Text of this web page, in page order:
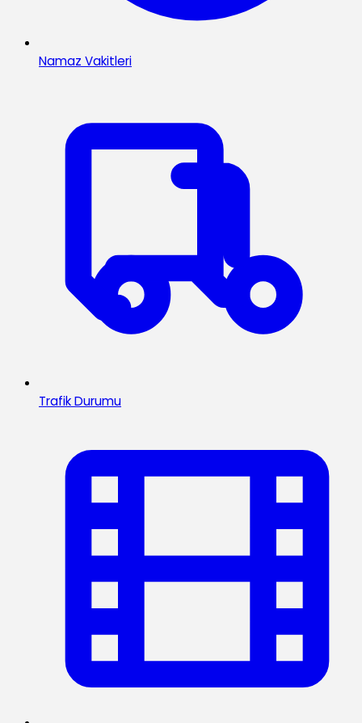
Namaz Vakitleri
Trafik Durumu